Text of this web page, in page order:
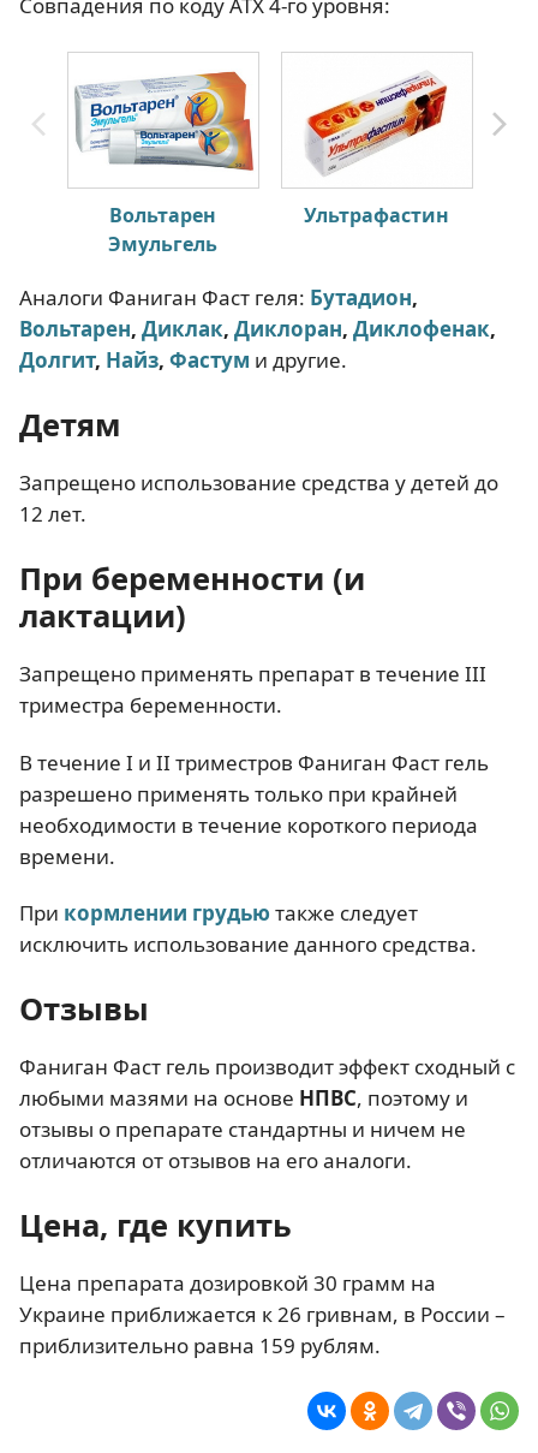
Вольтарен
Эмульгель
Ультрафастин
Аналоги Фаниган Фаст геля: Бутадион,
Вольтарен, Диклак, Диклоран, Диклофенак,
Долгит, Найз, Фастум и другие.
Детям
Запрещено использование средства у детей до
12 лет.
При беременности (и
лактации)
Запрещено применять препарат в течение III
триместра беременности.
В течение I и II триместров Фаниган Фаст гель
разрешено применять только при крайней
необходимости в течение короткого периода
времени.
При кормлении грудью также следует
исключить использование данного средства.
Отзывы
Фаниган Фаст гель производит эффект сходный с
любыми мазями на основе НПВС, поэтому и
отзывы о препарате стандартны и ничем не
отличаются от отзывов на его аналоги.
Цена, где купить
Цена препарата дозировкой 30 грамм на
Украине приближается к 26 гривнам, в России –
приблизительно равна 159 рублям.